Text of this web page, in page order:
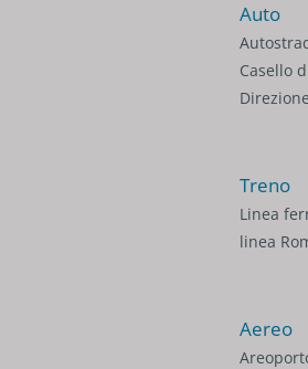
Auto
Casello
Treno
Linea
linea
Aereo